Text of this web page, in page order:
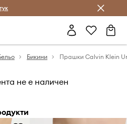
с Answear Club
Бикини Прашки Calvin Klein
не е наличен